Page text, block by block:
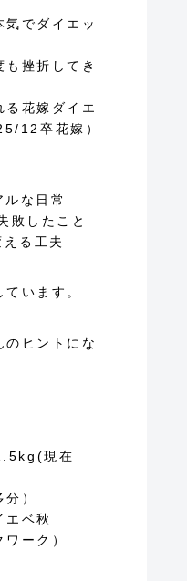
でダイエッ
挫折してき
る花嫁ダイエ
12卒花嫁）
な日常
敗したこと
る工夫
います。
のヒントにな
現在
）
ベ秋
ーク）